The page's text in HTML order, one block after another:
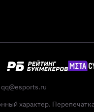
qq@esports.ru
характер.